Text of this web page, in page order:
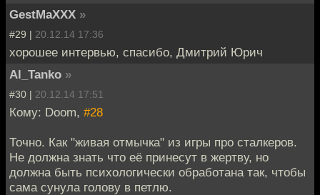
GestMaXXX »
#29 | 20.12.14 17:36
хорошее интервью, спасибо, Дмитрий Юрич
Al_Tanko »
#30 | 20.12.14 17:51
Кому: Doom, #28
Точно. Как "живая отмычка" из игры про сталкеров.
Не должна знать что её принесут в жертву, но
должна быть психологически обработана так, чтобы
сама сунула голову в петлю.